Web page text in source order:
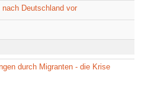
Deutschland vor
durch Migranten - die Krise